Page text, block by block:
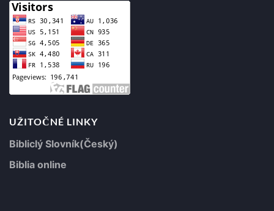
UŽITOČNÉ LINKY
Bibliclý Slovník(Český)
Biblia online